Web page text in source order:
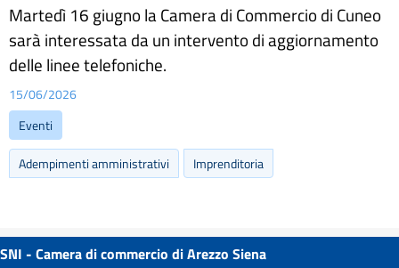
Martedì 16 giugno la Camera di Commercio di Cuneo
sarà interessata da un intervento di aggiornamento
delle linee telefoniche.
15/06/2026
Eventi
Adempimenti amministrativi Imprenditoria
SNI - Camera di commercio di Arezzo Siena